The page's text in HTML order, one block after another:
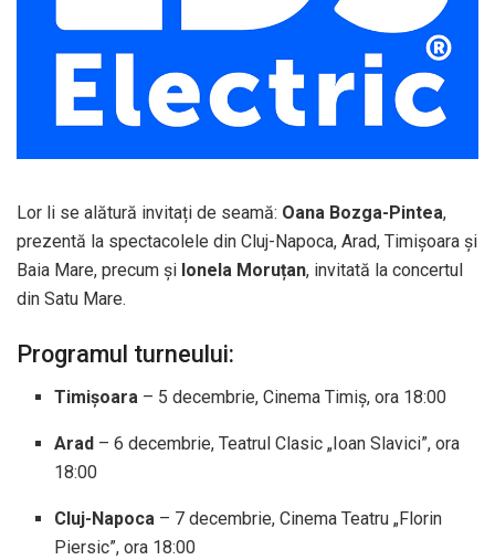
Lor li se alătură invitați de seamă: Oana Bozga-Pintea,
prezentă la spectacolele din Cluj-Napoca, Arad, Timișoara și
Baia Mare, precum și Ionela Moruțan, invitată la concertul
din Satu Mare.
Programul turneului:
Timișoara – 5 decembrie, Cinema Timiș, ora 18:00
Arad – 6 decembrie, Teatrul Clasic „Ioan Slavici”, ora
18:00
Cluj-Napoca – 7 decembrie, Cinema Teatru „Florin
Piersic”, ora 18:00